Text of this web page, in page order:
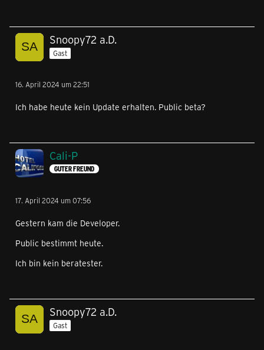
Snoopy72 a.D.
Gast
16. April 2024 um 22:51
Ich habe heute kein Update erhalten. Public beta?
Cali-P
GUTER FREUND
17. April 2024 um 07:56
Gestern kam die Developer.
Public bestimmt heute.
Ich bin kein beratester.
Snoopy72 a.D.
Gast